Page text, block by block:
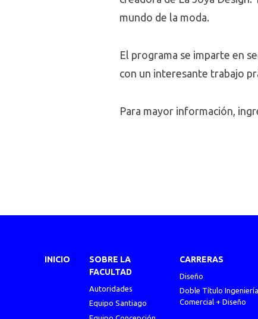
mundo de la moda.
El programa se imparte en
con un interesante trabajo
Para mayor información,
INICIO
SOBRE LA
FACULTAD
Autoridades
Equipo Santiago
CARRERAS
Diseño
Doble Título Ingeniería
Comercial + Diseño